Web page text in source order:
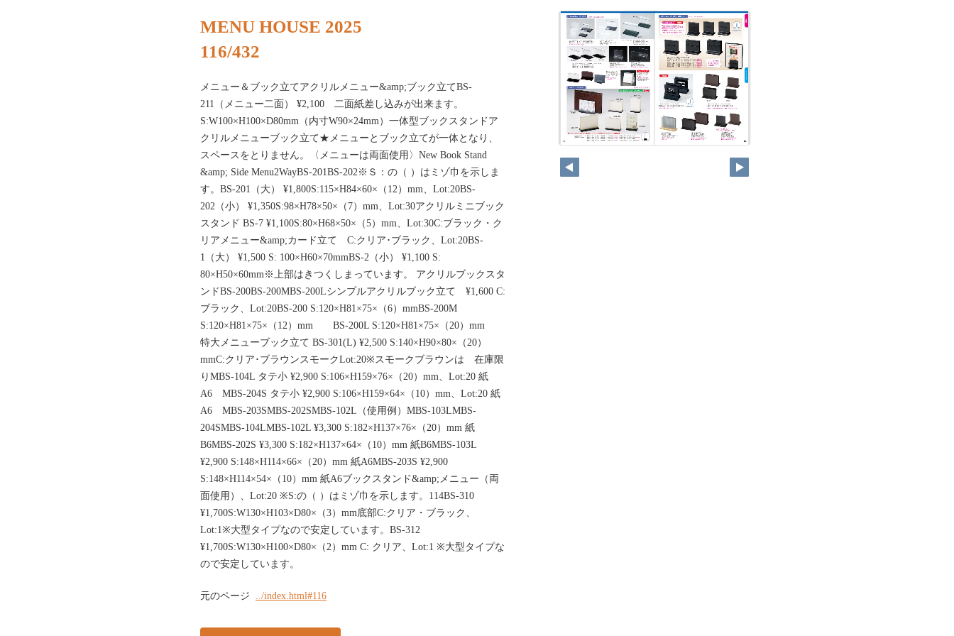
MENU HOUSE 2025
116/432
メニュー＆ブック立てアクリルメニュー&amp;ブック立てBS-
211（メニュー二面） ¥2,100 二面紙差し込みが出来ます。
S:W100×H100×D80mm（内寸W90×24mm）一体型ブックスタンドア
クリルメニューブック立て★メニューとブック立てが一体となり、
スペースをとりません。〈メニューは両面使用〉New Book Stand
&amp; Side Menu2WayBS-201BS-202※Ｓ：の（ ）はミゾ巾を示しま
す。BS-201（大） ¥1,800S:115×H84×60×（12）mm、Lot:20BS-
202（小） ¥1,350S:98×H78×50×（7）mm、Lot:30アクリルミニブック
スタンド BS-7 ¥1,100S:80×H68×50×（5）mm、Lot:30C:ブラック・ク
リアメニュー&amp;カード立て C:クリア･ブラック、Lot:20BS-
1（大） ¥1,500 S: 100×H60×70mmBS-2（小） ¥1,100 S:
80×H50×60mm※上部はきつくしまっています。 アクリルブックスタ
ンドBS-200BS-200MBS-200Lシンプルアクリルブック立て ¥1,600 C:
ブラック、Lot:20BS-200 S:120×H81×75×（6）mmBS-200M
S:120×H81×75×（12）mm BS-200L S:120×H81×75×（20）mm
特大メニューブック立て BS-301(L) ¥2,500 S:140×H90×80×（20）
mmC:クリア･ブラウンスモークLot:20※スモークブラウンは 在庫限
りMBS-104L タテ小 ¥2,900 S:106×H159×76×（20）mm、Lot:20 紙
A6 MBS-204S タテ小 ¥2,900 S:106×H159×64×（10）mm、Lot:20 紙
A6 MBS-203SMBS-202SMBS-102L（使用例）MBS-103LMBS-
204SMBS-104LMBS-102L ¥3,300 S:182×H137×76×（20）mm 紙
B6MBS-202S ¥3,300 S:182×H137×64×（10）mm 紙B6MBS-103L
¥2,900 S:148×H114×66×（20）mm 紙A6MBS-203S ¥2,900
S:148×H114×54×（10）mm 紙A6ブックスタンド&amp;メニュー（両
面使用）、Lot:20 ※S:の（ ）はミゾ巾を示します。114BS-310
¥1,700S:W130×H103×D80×（3）mm底部C:クリア・ブラック、
Lot:1※大型タイプなので安定しています。BS-312
¥1,700S:W130×H100×D80×（2）mm C: クリア、Lot:1 ※大型タイプな
ので安定しています。
元のページ ../index.html#116